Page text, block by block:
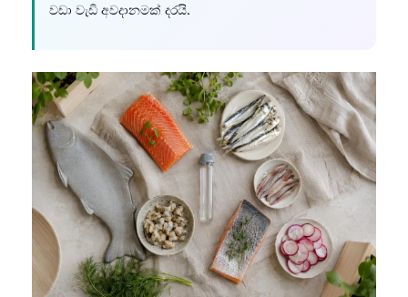
වඩා වැඩි අවදානමක් දරයි.